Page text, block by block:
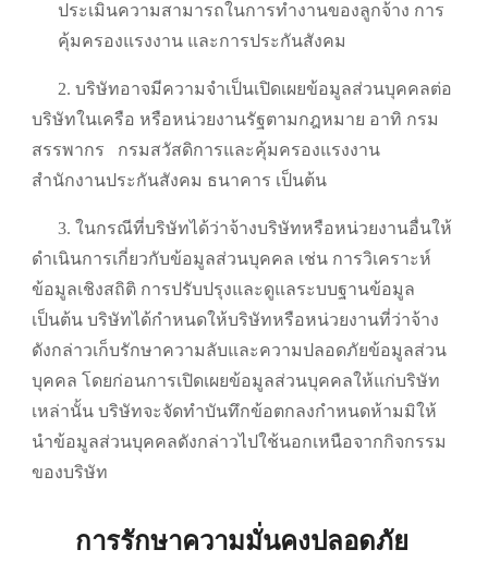
ประเมินความสามารถในการทำงานของลูกจ้าง การ
คุ้มครองแรงงาน และการประกันสังคม
2. บริษัทอาจมีความจำเป็นเปิดเผยข้อมูลส่วนบุคคลต่อ
บริษัทในเครือ หรือหน่วยงานรัฐตามกฎหมาย อาทิ กรม
สรรพากร
กรมสวัสดิการและคุ้มครองแรงงาน
สำนักงานประกันสังคม ธนาคาร เป็นต้น
3. ในกรณีที่บริษัทได้ว่าจ้างบริษัทหรือหน่วยงานอื่นให้
ดำเนินการเกี่ยวกับข้อมูลส่วนบุคคล เช่น การวิเคราะห์
ข้อมูลเชิงสถิติ การปรับปรุงและดูแลระบบฐานข้อมูล
เป็นต้น บริษัทได้กำหนดให้บริษัทหรือหน่วยงานที่ว่าจ้าง
ดังกล่าวเก็บรักษาความลับและความปลอดภัยข้อมูลส่วน
บุคคล โดยก่อนการเปิดเผยข้อมูลส่วนบุคคลให้แก่บริษัท
เหล่านั้น บริษัทจะจัดทำบันทึกข้อตกลงกำหนดห้ามมิให้
นำข้อมูลส่วนบุคคลดังกล่าวไปใช้นอกเหนือจากกิจกรรม
ของบริษัท
การรักษาความมั่นคงปลอดภัย